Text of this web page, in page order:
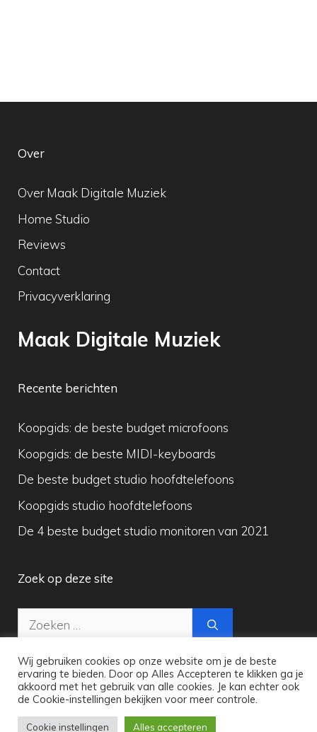
Over
Over Maak Digitale Muziek
Home Studio
Reviews
Contact
Privacyverklaring
Maak Digitale Muziek
Recente berichten
Koopgids: de beste budget microfoons
Koopgids: de beste MIDI-keyboards
De beste budget studio hoofdtelefoons
Koopgids studio hoofdtelefoons
De 4 beste budget studio monitoren van 2021
Zoek op deze site
Zoek
naar:
Copyright © 2026 Maak Digitale Muziek
Wij gebruiken cookies op onze website om je de beste
ervaring te bieden. Door op Alles Accepteren te klikken ga je
akkoord met het gebruik van alle cookies. Je kan echter ook
de Cookie-instellingen bekijken voor meer controle.
Cookie instellingen Alles accepteren